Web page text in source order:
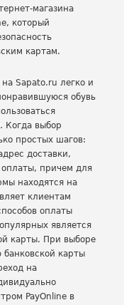
магазина
который
картам.
Sapato.ru легко и
обувь
Когда выбор
простых шагов:
доставки,
оплаты, причем для
находятся на
клиентам
оплаты
является
карты. При выборе
карты
на
PayOnline в